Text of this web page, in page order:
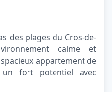
des plages du Cros-de-
calme et
appartement de
fort potentiel avec